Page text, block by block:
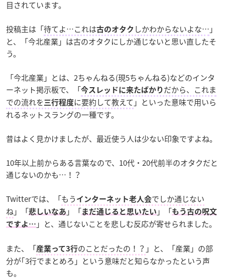
目されています。
投稿主は「待てよ…これは古のオタク しかわからないよな… 」
と、「今北産業」は古のオタクにしか通じないと思い直したそ
う。
「今北産業」とは、2ちゃんねる(現5ちゃんねる)などのインタ
ーネット掲示板で、「今スレッドに来たばかり だから、これま
での流れを 三行程度に要約して教えて 」といった意味で用いら
れるネットスラングの一種です。
昔はよく見かけましたが、最近使う人は少ない印象ですよね。
10年以上前からある言葉なので、10代・20代前半のオタクだと
通じないのかも…！？
Twitterでは、「もう インターネット老人会でしか通じない
ね」「悲しいなあ 」「まだ通じると思いたい 」「もう古の呪文
ですよ… 」と、通じないことを悲しむ反応が寄せられました。
また、「産業って3行のことだったの！？ 」と、「産業」の部
分が｢3行でまとめろ」という意味だと知らなかったという声
も。